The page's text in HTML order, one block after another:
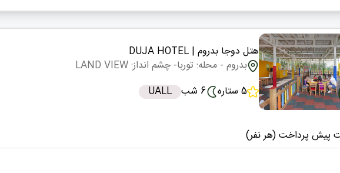
هتل دوجا بدروم | DUJA HOTEL
بدروم - محله: توربا- چشم انداز: LAND VIEW
5 ستاره
6 شب UALL
پیش پرداخت (هر نفر)